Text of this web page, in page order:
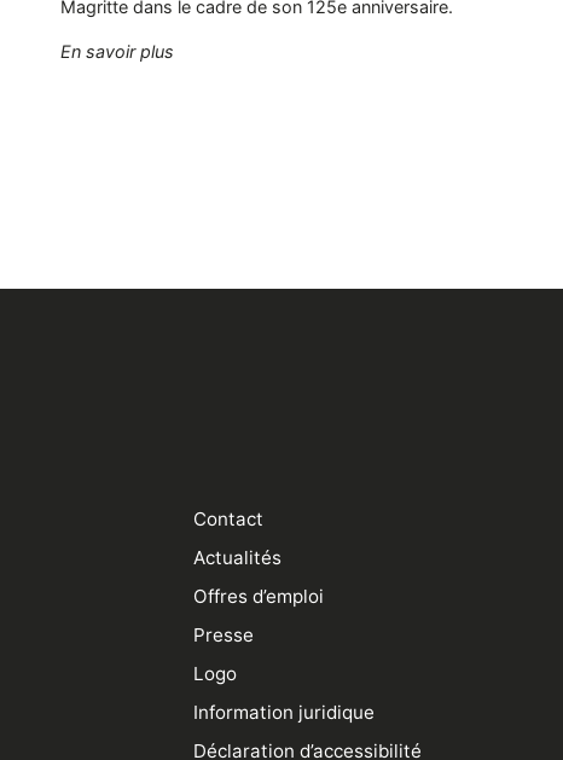
Magritte dans le cadre de son 125e anniversaire.
En savoir plus
Contact
Actualités
Offres d’emploi
Presse
Logo
Information juridique
Déclaration d’accessibilité